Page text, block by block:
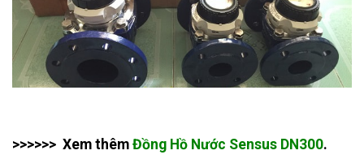
>>>>>> Xem thêm Đồng Hồ Nước Sensus DN300.